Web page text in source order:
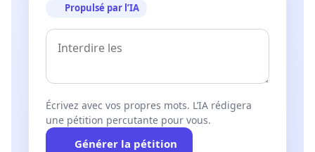
Propulsé par l’IA
Écrivez avec vos propres mots. L’IA rédigera
une pétition percutante pour vous.
Générer la pétition